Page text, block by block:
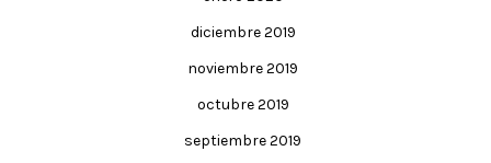
diciembre 2019
noviembre 2019
octubre 2019
septiembre 2019